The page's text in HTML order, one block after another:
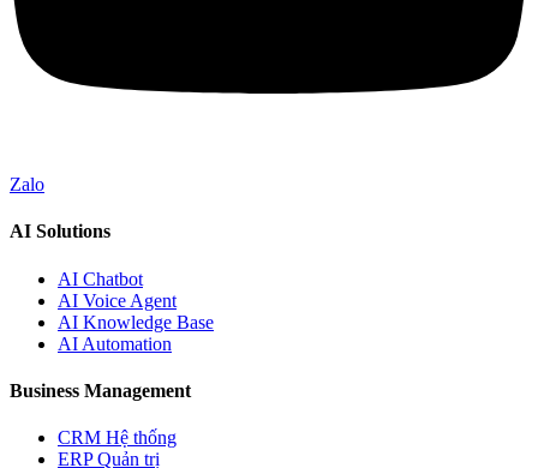
Zalo
AI Solutions
AI Chatbot
AI Voice Agent
AI Knowledge Base
AI Automation
Business Management
CRM Hệ thống
ERP Quản trị